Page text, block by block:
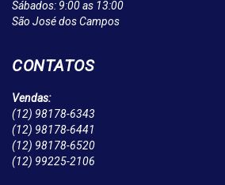
Sábados: 9:00 as 13:00
São José dos Campos
CONTATOS
Vendas:
(12) 98178-6343
(12) 98178-6441
(12) 98178-6520
(12) 99225-2106